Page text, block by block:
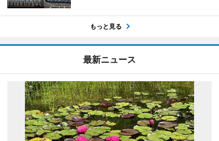
もっと見る
最新ニュース